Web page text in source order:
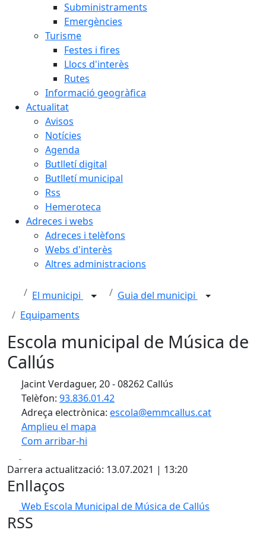
Subministraments
Emergències
Turisme
Festes i fires
Llocs d'interès
Rutes
Informació geogràfica
Actualitat
Avisos
Notícies
Agenda
Butlletí digital
Butlletí municipal
Rss
Hemeroteca
Adreces i webs
Adreces i telèfons
Webs d'interès
Altres administracions
El municipi
Guia del municipi
Equipaments
Escola municipal de Música de
Callús
Jacint Verdaguer, 20 - 08262 Callús
Telèfon: 93.836.01.42
Adreça electrònica: escola@emmcallus.cat
Amplieu el mapa
Com arribar-hi
+
−
Darrera actualització: 13.07.2021 | 13:20
Enllaços
Web Escola Municipal de Música de Callús
RSS